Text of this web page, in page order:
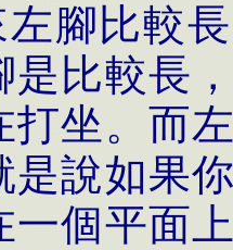
腳比較
是比較長
打坐。而
是說如果
一個平面